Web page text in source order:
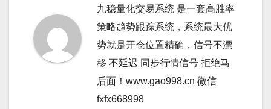
九稳量化交易系统 是一套高胜率
策略趋势跟踪系统，系统最大优
势就是开仓位置精确，信号不漂
移 不延迟 同步行情信号 拒绝马
后面！www.gao998.cn 微信
fxfx668998